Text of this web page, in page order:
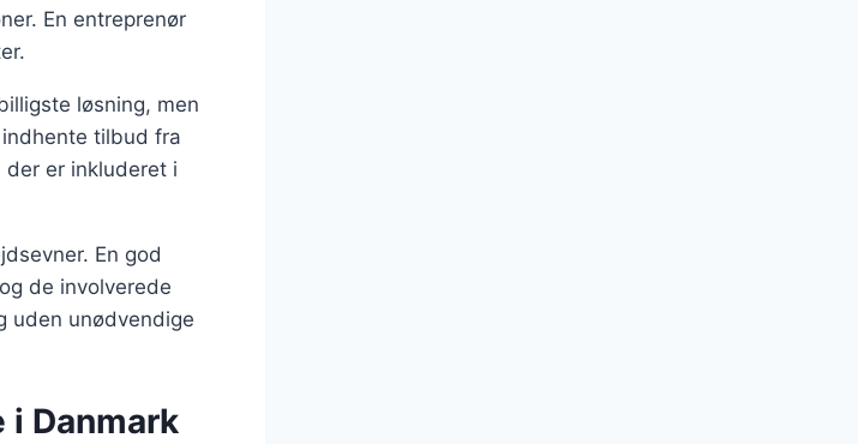
En entreprenør
løsning, men
tilbud fra
er inkluderet i
En god
de involverede
uden unødvendige
Danmark